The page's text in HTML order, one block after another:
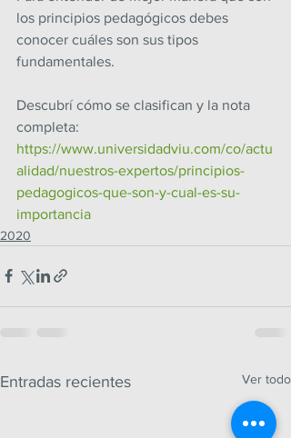
los principios pedagógicos debes
conocer cuáles son sus tipos
fundamentales.
Descubrí cómo se clasifican y la nota
completa:
https://www.universidadviu.com/co/actu
alidad/nuestros-expertos/principios-
pedagogicos-que-son-y-cual-es-su-
importancia
2020
Entradas recientes Ver todo